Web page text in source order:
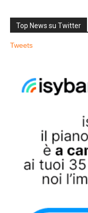
Top News su Twitter
Tweets